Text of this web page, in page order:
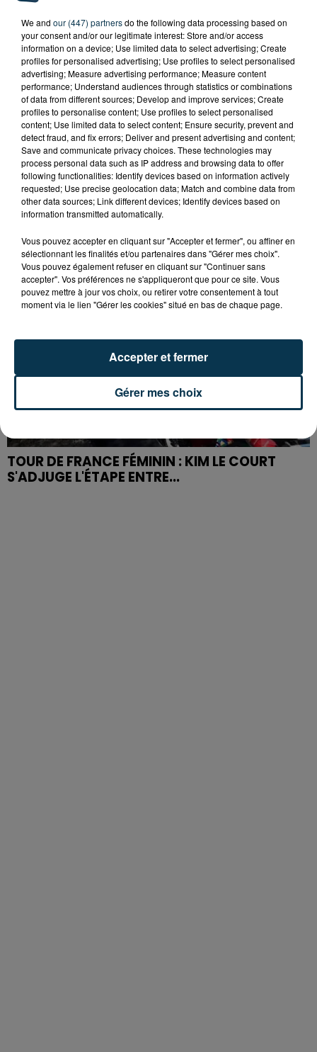
LOIRE : 4 NOUVEAUX FÉLINS DE CIRQUE
ACCUEILLIS À...
TOUR DE FRANCE FÉMININ : KIM LE COURT
S'ADJUGE L'ÉTAPE ENTRE...
We and our (447) partnersdo the following data processing based on
your consent and/or our legitimate interest: Store and/or access
information on a device; Use limited data to select advertising; Create
profiles for personalised advertising; Use profiles to select personalised
advertising; Measure advertising performance; Measure content
performance; Understand audiences through statistics or combinations
of data from different sources; Develop and improve services; Create
profiles to personalise content; Use profiles to select personalised
content; Use limited data to select content; Ensure security, prevent and
detect fraud, and fix errors; Deliver and present advertising and content;
Save and communicate privacy choices. These technologies may
process personal data such as IP address and browsing data to offer
following functionalities: Identify devices based on information actively
requested; Use precise geolocation data; Match and combine data from
other data sources; Link different devices; Identify devices based on
information transmitted automatically.
Vous pouvez accepter en cliquant sur "Accepter et fermer", ou affiner en
sélectionnant les finalités et/ou partenaires dans "Gérer mes choix".
Vous pouvez également refuser en cliquant sur "Continuer sans
accepter". Vos préférences ne s'appliqueront que pour ce site. Vous
pouvez mettre à jour vos choix, ou retirer votre consentement à tout
moment via le lien "Gérer les cookies" situé en bas de chaque page.
Gérer mes choix
Accepter et fermer